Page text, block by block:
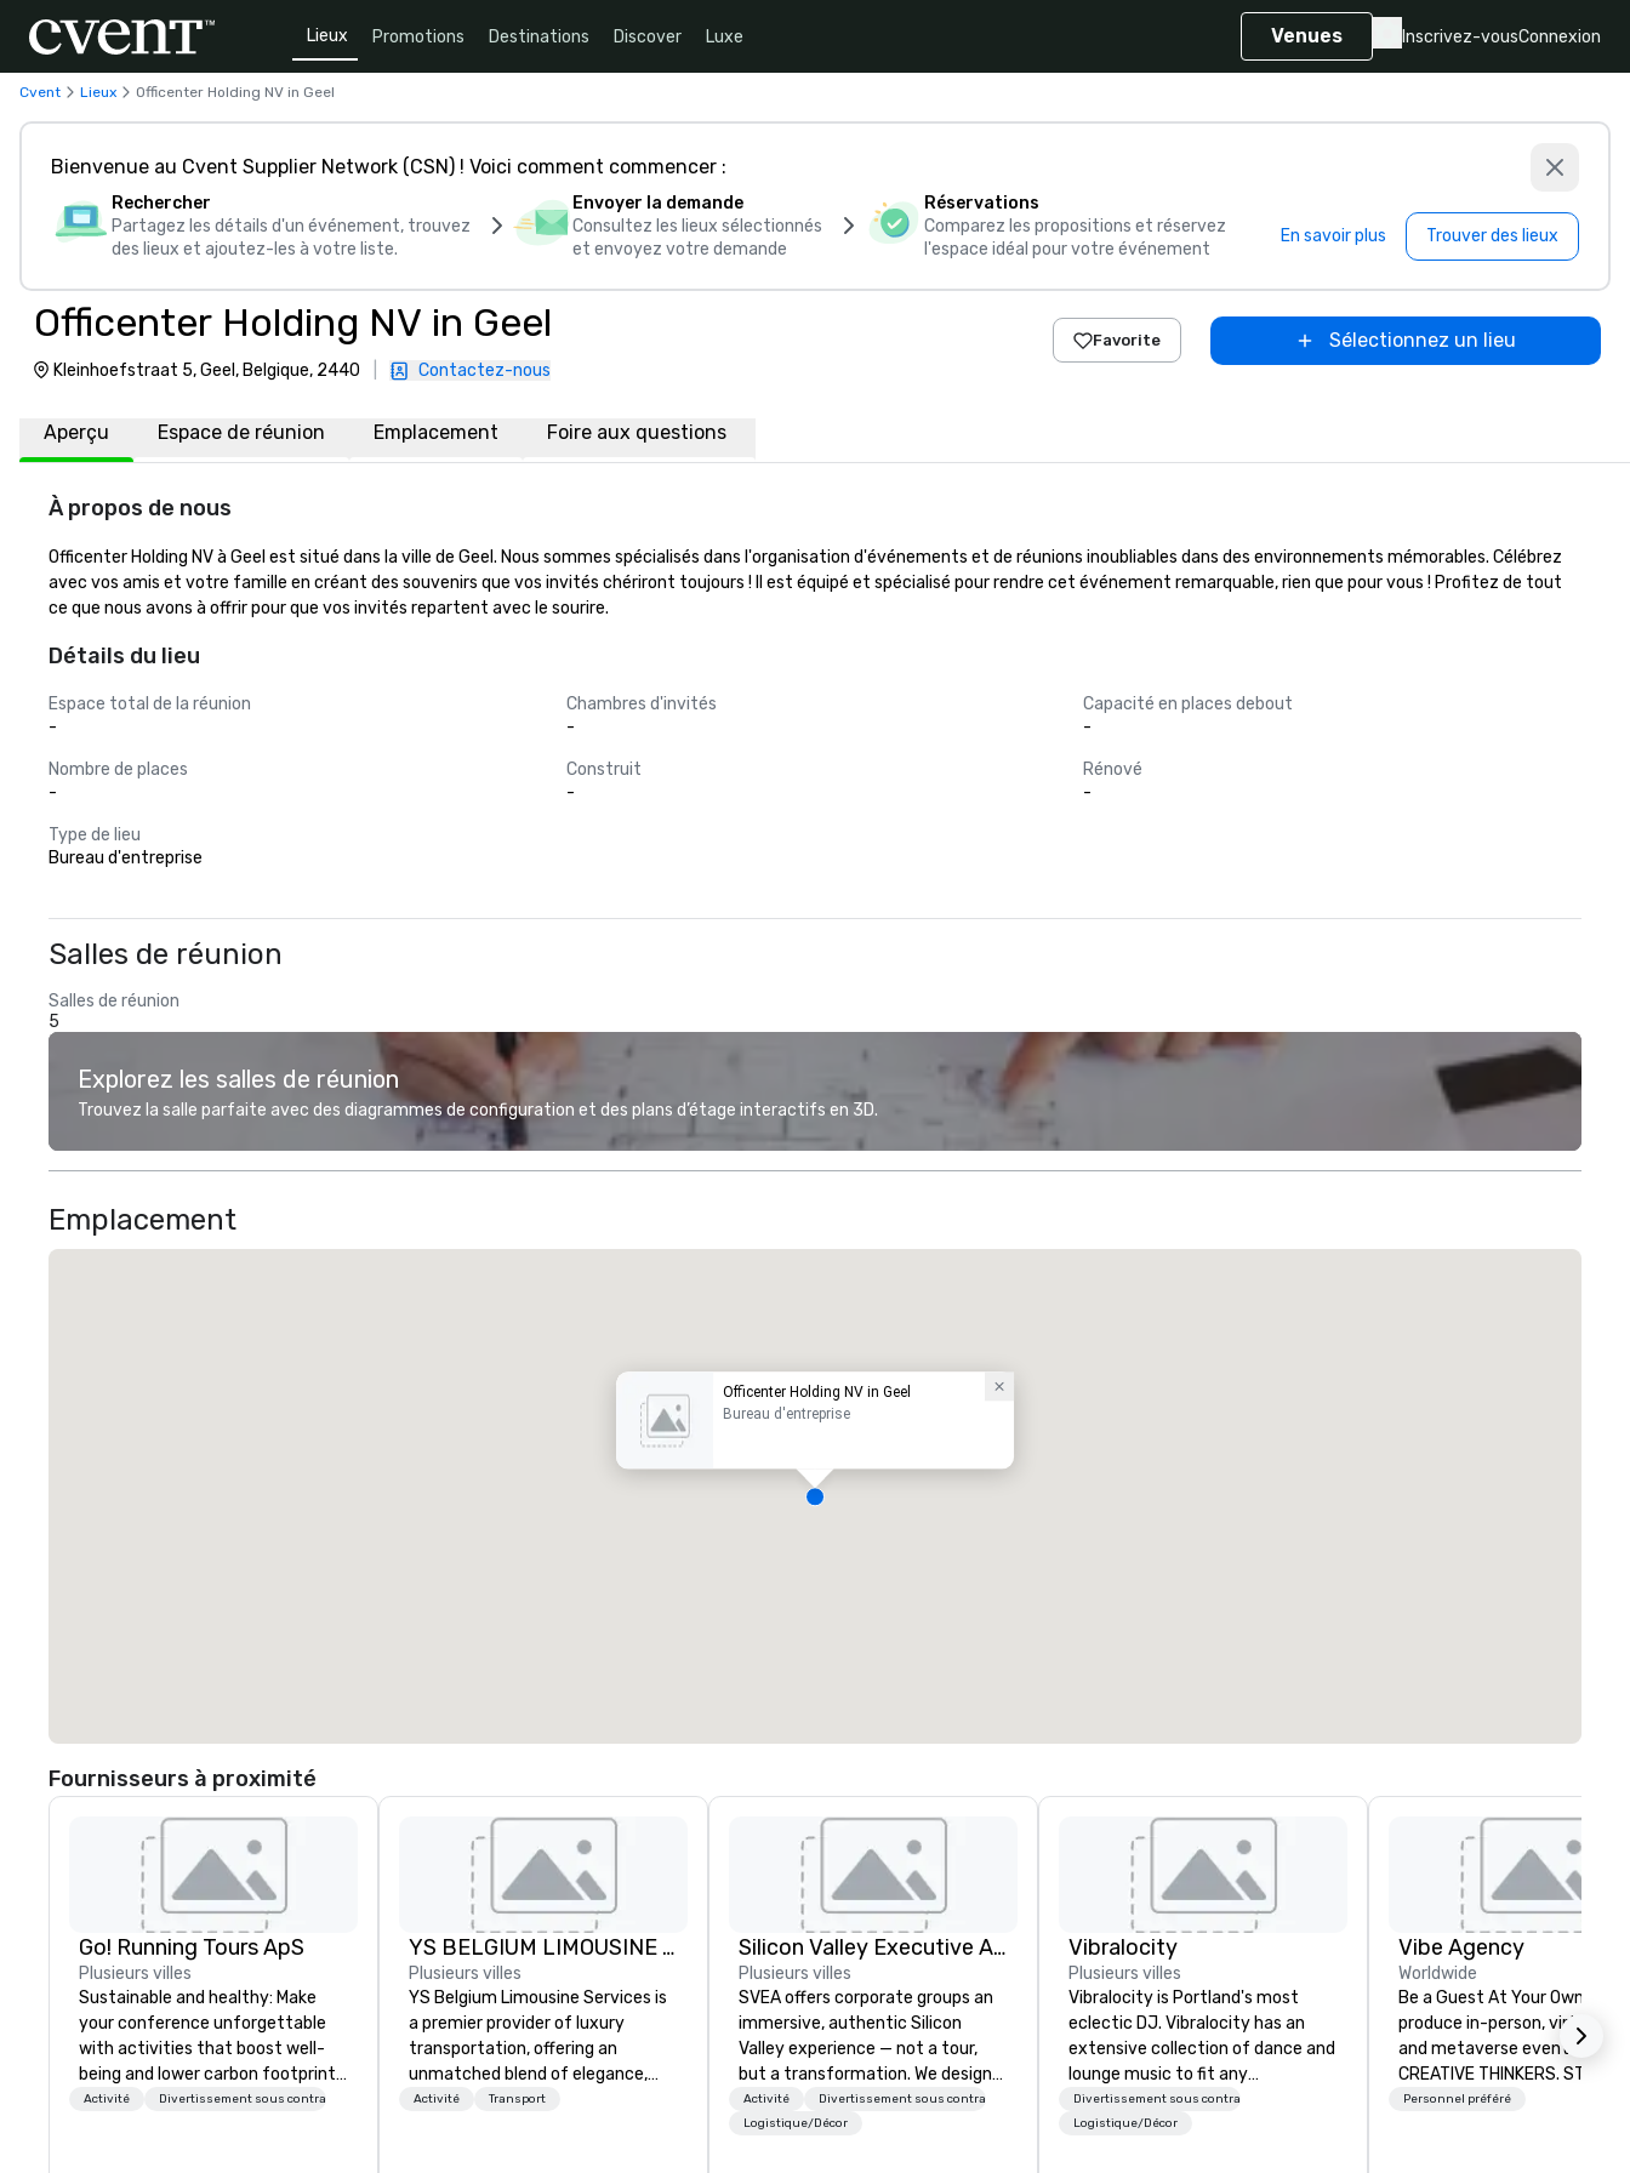
Lieux Promotions Destinations Discover Luxe Venues Inscrivez-vousConnexion
Cvent Lieux Officenter Holding NV in Geel
Bienvenue au Cvent Supplier Network (CSN) ! Voici comment commencer :
Rechercher
Partagez les détails d'un événement, trouvez
des lieux et ajoutez-les à votre liste.
Envoyer la demande
Consultez les lieux sélectionnés
et envoyez votre demande
Réservations
Comparez les propositions et réservez
l'espace idéal pour votre événement
En savoir plus Trouver des lieux
Officenter Holding NV in Geel
Kleinhoefstraat 5, Geel, Belgique, 2440 Contactez-nous
Favorite Sélectionnez un lieu
Aperçu Espace de réunion Emplacement Foire aux questions
À propos de nous
Officenter Holding NV à Geel est situé dans la ville de Geel. Nous sommes spécialisés dans l'organisation d'événements et de réunions inoubliables dans des environnements mémorables. Célébrez
avec vos amis et votre famille en créant des souvenirs que vos invités chériront toujours ! Il est équipé et spécialisé pour rendre cet événement remarquable, rien que pour vous ! Profitez de tout
ce que nous avons à offrir pour que vos invités repartent avec le sourire.
Détails du lieu
Espace total de la réunion
-
Chambres d'invités
-
Capacité en places debout
-
Nombre de places
-
Construit
-
Rénové
-
Type de lieu
Bureau d'entreprise
Salles de réunion
Salles de réunion
5
Explorez les salles de réunion
Trouvez la salle parfaite avec des diagrammes de configuration et des plans d’étage interactifs en 3D.
Emplacement
Officenter Holding NV in Geel
Bureau d'entreprise
Fournisseurs à proximité
Go! Running Tours ApS
Plusieurs villes
Sustainable and healthy: Make
your conference unforgettable
with activities that boost well-
being and lower carbon footprints.
Explore the world on the run with
Activité Divertissement sous contrat
YS BELGIUM LIMOUSINE SERVICES
Plusieurs villes
YS Belgium Limousine Services is
a premier provider of luxury
transportation, offering an
unmatched blend of elegance,
professionalism, and comfort.
Activité Transport
Silicon Valley Executive Academy
Plusieurs villes
SVEA offers corporate groups an
immersive, authentic Silicon
Valley experience — not a tour,
but a transformation. We design
and facilitate custom executive
innovation tours, learning
Activité
Divertissement sous contrat
Logistique/Décor
Vibralocity
Plusieurs villes
Vibralocity is Portland's most
eclectic DJ. Vibralocity has an
extensive collection of dance and
lounge music to fit any
environment. When you book
Vibralocity, you get a professional
Divertissement sous contrat
Logistique/Décor
Vibe Agency
Worldwide
Be a Guest At Your Own
produce in-person, virtual,
and metaverse events. VIBE -
CREATIVE THINKERS.
DOERS. Companies that will
Personnel préféré